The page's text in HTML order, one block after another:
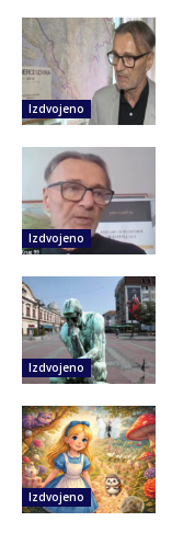
Izdvojeno
Izdvojeno
Izdvojeno
Izdvojeno